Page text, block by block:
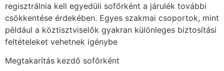
regisztrálnia kell egyedüli sofőrként a járulék további
csökkentése érdekében. Egyes szakmai csoportok, mint
például a köztisztviselők gyakran különleges biztosítási
feltételeket vehetnek igénybe
Megtakarítás kezdő sofőrként